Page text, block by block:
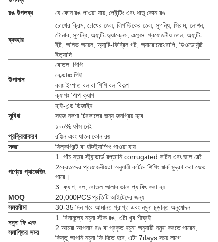
রঙ উপলব্ধ যে কোন রঙ পাওয়া যায়, পেইন্টিং এবং ধাতু কোন রঙ
ব্যবহার
চোখের ক্রিম, চোখের জেল, লিপস্টিকের তেল, সুগন্ধি, সিরাম, লোশন,
টোনার, সুগন্ধি, অ্যান্টি-অ্যাক্নেস, এসেন্স, প্রয়োজনীয় তেল, অ্যান্টি-
ইট, অলিভ অয়েল, অ্যান্টি-ফিব্রিল গট, অ্যারোমেথেরাপি, ডিওডোর্যান্ট
ইত্যাদি
উপাদান
বোতল: পিপি
হোল্ডারঃ পিই
বলঃ ইস্পাত বল বা পিপি বল বিকল্প
ক্যাপঃ পিপি ক্যাপ
সুবিধা
হাই-এন্ড ডিজাইন
সহজ নকশা চিরকালের জন্য জনপ্রিয় হবে
১০০% ফাঁস নেই
প্রক্রিয়াকরণ
রঙিন এবং ধাতব কোন রঙ
সজ্জা
সিল্কপ্রিন্ট বা হটস্ট্যাম্পিং পাওয়া যায়
পণ্যের প্যাকেজিং
1. পাঁচ স্তর স্ট্যান্ডার্ড রপ্তানি corrugated কার্টন এবং ভাল বেল্ট
2ক্রেতাদের প্রয়োজনীয়তা অনুযায়ী কার্টনে শিপিং মার্ক মুদ্রণ করা যেতে
পারে।
3. ক্যাপ, বল, বোতল আলাদাভাবে প্যাকিং করা হয়.
MOQ
20,000PCS প্রতিটি আইটেমের জন্য
সময়সীমা
30-35 দিন পরে আমানত প্রাপ্ত এবং নমুনা চূড়ান্ত অনুমোদন
নমুনা ফি এবং
সমাপ্তির সময়
1. বিনামূল্যে নমুনা স্টক রঙ, এটা খুব শীঘ্রই
2.আমরা আপনার রঙ বা প্রকৃত নমুনা অনুযায়ী নমুনা করতে পারেন,
কিন্তু আপনি নমুনা ফি দিতে হবে, এটা 7days সময় লাগে